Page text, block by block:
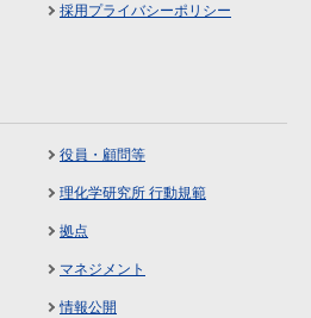
採用プライバシーポリシー
役員・顧問等
理化学研究所 行動規範
拠点
マネジメント
情報公開